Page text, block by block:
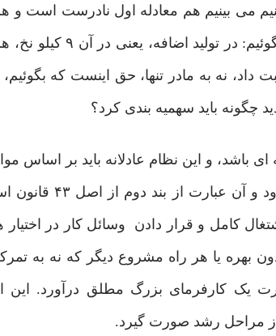
می بینیم هم معادله اول نادرست است و
کدام دلیل بر مغالطه بودن دیگری است. حق
داد، نه به مادر تنها، حق اینست که
چگونه باید سهمیه بندی کرد؟
و این نظام عادلانه باید بر اساس
اینجا فرمول بسیار دقیق و
کامل و قرار دادن وسائل کار در اختیار
بهره یا هر راه مشروع دیگر که نه به
کارفرمای بزرگ مطلق درآورد. این
مراحل رشد صورت گیرد.